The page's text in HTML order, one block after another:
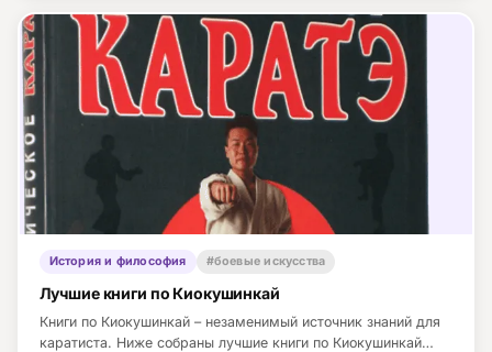
История и философия #боевые искусства
Лучшие книги по Киокушинкай
Книги по Киокушинкай – незаменимый источник знаний для
каратиста. Ниже собраны лучшие книги по Киокушинкай…